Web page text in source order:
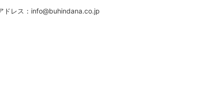
ドレス： info@buhindana.co.jp